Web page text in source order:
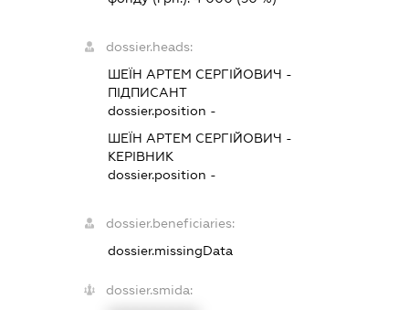
dossier.heads:
ШЕЇН АРТЕМ СЕРГІЙОВИЧ -
ПІДПИСАНТ
dossier.position -
ШЕЇН АРТЕМ СЕРГІЙОВИЧ -
КЕРІВНИК
dossier.position -
dossier.beneficiaries:
dossier.missingData
dossier.smida: